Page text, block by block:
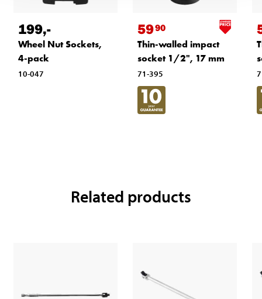
199,-
Wheel Nut Sockets,
4-pack
10-047
5990
Thin-walled impact
socket 1/2", 17 mm
71-395
Related products